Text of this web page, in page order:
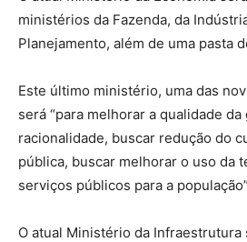
ministérios da Fazenda, da
Planejamento, além de uma pasta
Este último ministério, uma das
será “para melhorar a qualidade
racionalidade, buscar redução do
pública, buscar melhorar o uso da
serviços públicos para a
O atual Ministério da Infraestrutura